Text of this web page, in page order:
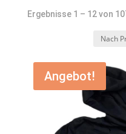
Ergebnisse 1 – 12 von
Angebot!